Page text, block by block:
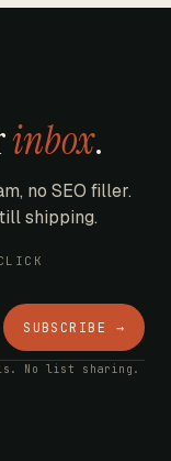
inbox.
no SEO filler.
shipping.
SUBSCRIBE →
No list sharing.